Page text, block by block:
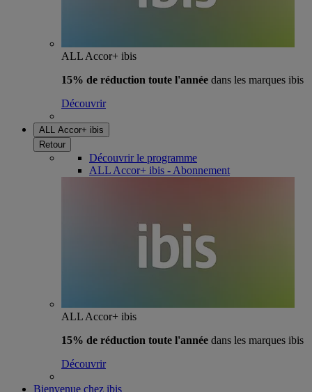
ALL Accor+ ibis
15% de réduction toute l'année dans les marques ibis
Découvrir
ALL Accor+ ibis
Retour
Découvrir le programme
ALL Accor+ ibis - Abonnement
ALL Accor+ ibis
15% de réduction toute l'année dans les marques ibis
Découvrir
Bienvenue chez ibis